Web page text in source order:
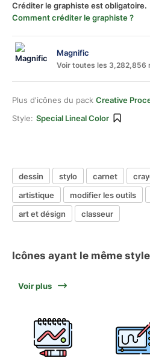
Créditer le graphiste est obligatoire.
Comment créditer le graphiste ?
Magnific
Voir toutes les 3,282,856
Plus d'icônes du pack Creative
Style: Special Lineal Color
dessin stylo carnet
artistique
modifier les outils
art et désign
classeur
Icônes ayant le même
Voir plus